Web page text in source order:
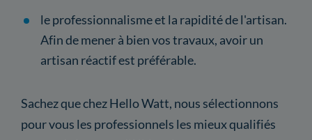
le professionnalisme et la rapidité de l'artisan.
Afin de mener à bien vos travaux, avoir un
artisan réactif est préférable.
Sachez que chez Hello Watt, nous sélectionnons
pour vous les professionnels les mieux qualifiés